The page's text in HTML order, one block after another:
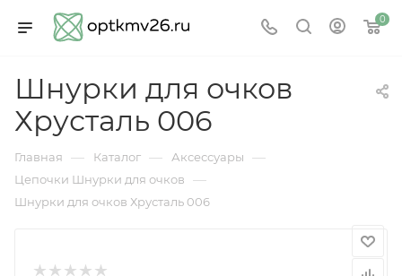
0
Шнурки для очков
Хрусталь 006
Главная — Каталог — Аксессуары —
Цепочки Шнурки для очков —
Шнурки для очков Хрусталь 006